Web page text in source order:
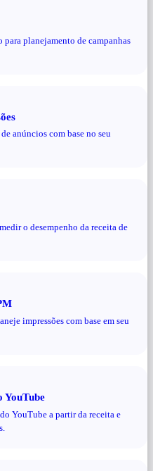
planejamento de campanhas
anúncios com base no seu
o desempenho da receita de
impressões com base em seu
YouTube
YouTube a partir da receita e